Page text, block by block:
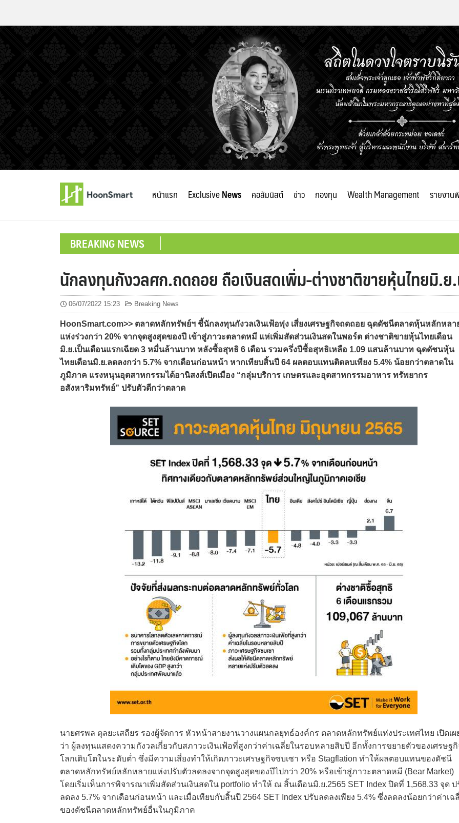
หน้าแรก ExclusiveNews คอลัมนิสต์ ข่าว กองทุน Wealth Management รายงาน
BREAKING NEWS
นักลงทุนกังวลศก.ถดถอย ถือเงินสดเพิ่ม-ต่างชาติขายหุ้นไทยมิ.
06/07/2022 15:23 Breaking News
HoonSmart.com>> ตลาดหลักทรัพย์ฯ ชี้นักลงทุนกังวลเงินเฟ้อพุ่ง เสี่ยงเศรษฐกิจถดถอย ฉุดดัชนีตลาดหุ้นหลักหลา
แห่งร่วงกว่า 20% จากจุดสูงสุดของปี เข้าสู่ภาวะตลาดหมี แห่เพิ่มสัดส่วนเงินสดในพอร์ต ต่างชาติขายหุ้นไทยเดือน
มิ.ย.เป็นเดือนแรกเฉียด 3 หมื่นล้านบาท หลังซื้อสุทธิ 6 เดือน รวมครึ่งปีซื้อสุทธิเหลือ 1.09 แสนล้านบาท ฉุดดัชนหุ้น
ไทยเดือนมิ.ย.ลดลงกว่า 5.7% จากเดือนก่อนหน้า หากเทียบสิ้นปี 64 ผลตอบแทนติดลบเพียง 5.4% น้อยกว่าตลาดใน
ภูมิภาค แรงหนุนอุตสาหกรรมได้อานิสงส์เปิดเมือง “กลุ่มบริการ เกษตรและอุตสาหกรรมอาหาร ทรัพยากร
อสังหาริมทรัพย์” ปรับตัวดีกว่าตลาด
นายศรพล ตุลยะเสถียร รองผู้จัดการ หัวหน้าสายงานวางแผนกลยุทธ์องค์กร ตลาดหลักทรัพย์แห่งประเทศไทย เปิดเผ
ว่า ผู้ลงทุนแสดงความกังวลเกี่ยวกับสภาวะเงินเฟ้อที่สูงกว่าค่าเฉลี่ยในรอบหลายสิบปี อีกทั้งการขยายตัวของเศรษฐกิ
โลกเติบโตในระดับต่ำ ซึ่งมีความเสี่ยงทำให้เกิดภาวะเศรษฐกิจซบเซา หรือ Stagflation ทำให้ผลตอบแทนของดัชนี
ตลาดหลักทรัพย์หลักหลายแห่งปรับตัวลดลงจากจุดสูงสุดของปีไปกว่า 20% หรือเข้าสู่ภาวะตลาดหมี (Bear Market)
โดยเริ่มเห็นการพิจารณาเพิ่มสัดส่วนเงินสดใน portfolio ทำให้ ณ สิ้นเดือนมิ.ย.2565 SET Index ปิดที่ 1,568.33 จุด ป
ลดลง 5.7% จากเดือนก่อนหน้า และเมื่อเทียบกับสิ้นปี 2564 SET Index ปรับลดลงเพียง 5.4% ซึ่งลดลงน้อยกว่าค่าเฉ
ของดัชนีตลาดหลักทรัพย์อื่นในภูมิภาค